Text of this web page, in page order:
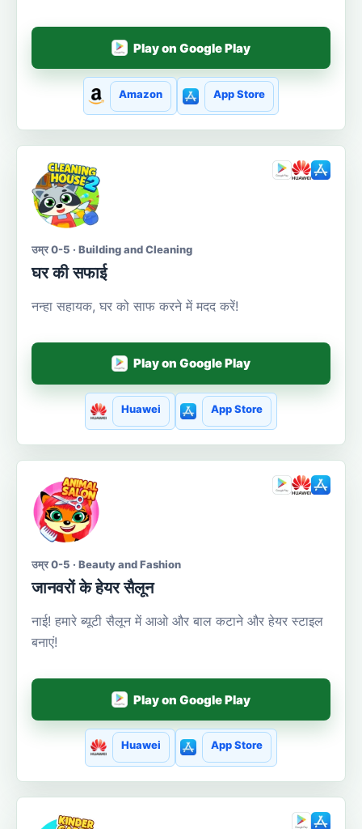
Play on Google Play
Amazon App Store
उम्र 0-5 · Building and Cleaning
घर की सफाई
नन्हा सहायक, घर को साफ करने में मदद करें!
Play on Google Play
Huawei App Store
उम्र 0-5 · Beauty and Fashion
जानवरों के हेयर सैलून
नाई! हमारे ब्यूटी सैलून में आओ और बाल कटाने और हेयर स्टाइल
बनाएं!
Play on Google Play
Huawei App Store